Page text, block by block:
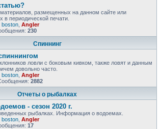
размещенных на данном сайте или
в периодической печати.
boston Angler
230
Спиннинг
ловли с боковым кивком, также ловят и данным
довольно часто.
boston Angler
2882
Отчеты о рыбалках
- сезон 2020 г.
рыбалках. Информация о водоемах.
boston Angler
17